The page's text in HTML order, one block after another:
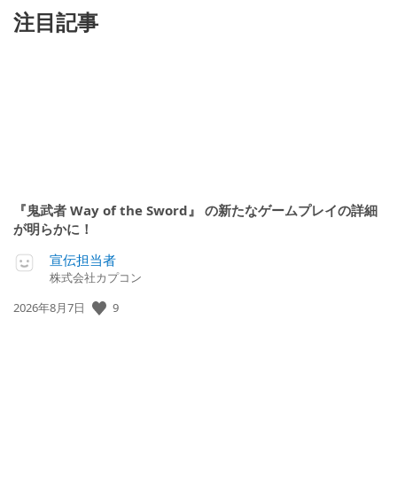
注目記事
『鬼武者 Way of the Sword』 の新たなゲームプレイの詳細
が明らかに！
宣伝担当者
株式会社カプコン
公
2026年8月7日 9